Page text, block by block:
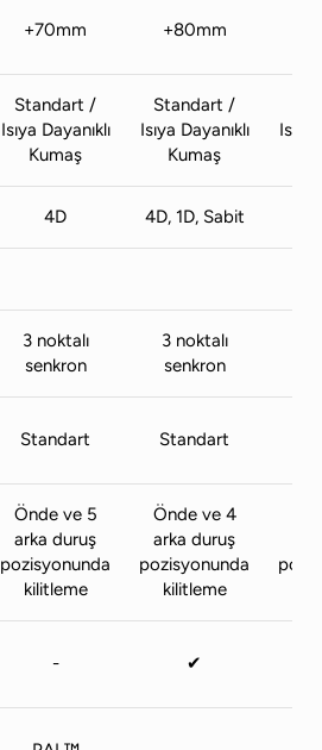
+70mm +80mm
Standart /
Isıya Dayanıklı
Kumaş
Standart /
Isıya Dayanıklı
Kumaş
Isıya
4D 4D, 1D, Sabit
3 noktalı
senkron
3 noktalı
senkron
Standart Standart
Önde ve 5
arka duruş
pozisyonunda
kilitleme
Önde ve 4
arka duruş
pozisyonunda
kilitleme
- ✔